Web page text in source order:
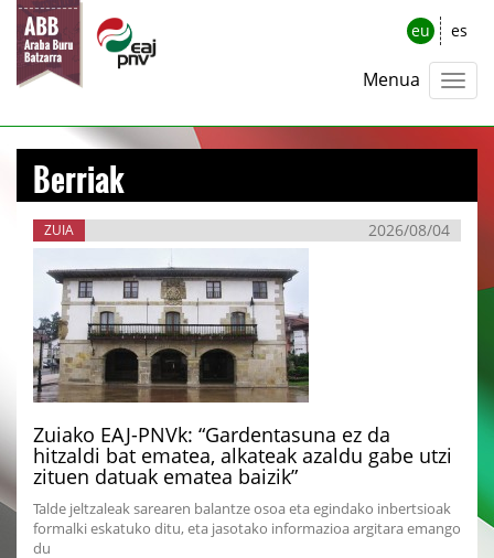
eu es
Menua
Berriak
ZUIA 2026/08/04
Zuiako EAJ-PNVk: “Gardentasuna ez da
hitzaldi bat ematea, alkateak azaldu gabe utzi
zituen datuak ematea baizik”
Talde jeltzaleak sarearen balantze osoa eta egindako inbertsioak
formalki eskatuko ditu, eta jasotako informazioa argitara emango
du